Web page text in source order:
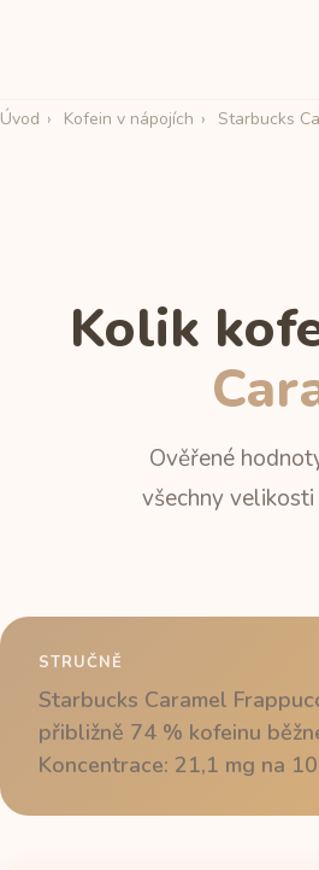
Úvod › Kofein v nápojích › Starbucks
Kolik
Ověřené
všechny
STRUČNĚ
Starbucks Caramel
přibližně 74 % kofeinu
Koncentrace: 21,1 mg na